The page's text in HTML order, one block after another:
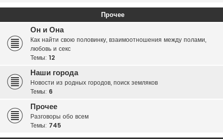
Прочее
Он и Она
Как найти свою половинку, взаимоотношения между полами,
любовь и секс
Темы: 12
Наши города
Новости из родных городов, поиск земляков
Темы: 6
Прочее
Разговоры обо всем
Темы: 745